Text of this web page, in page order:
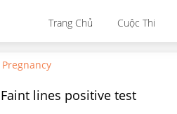
Trang Chủ Cuộc Thi
Pregnancy
Faint lines positive test